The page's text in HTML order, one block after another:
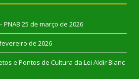
PNAB 25 de março de 2026
de 2026
e Pontos de Cultura da Lei Aldir Blanc